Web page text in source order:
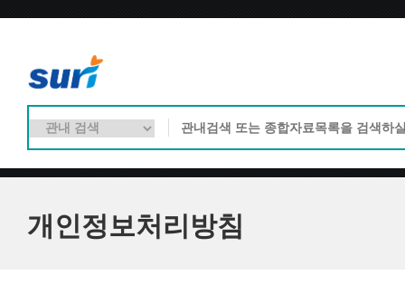
개인정보처리방침